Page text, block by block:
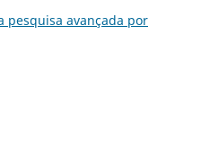
pesquisa avançada por